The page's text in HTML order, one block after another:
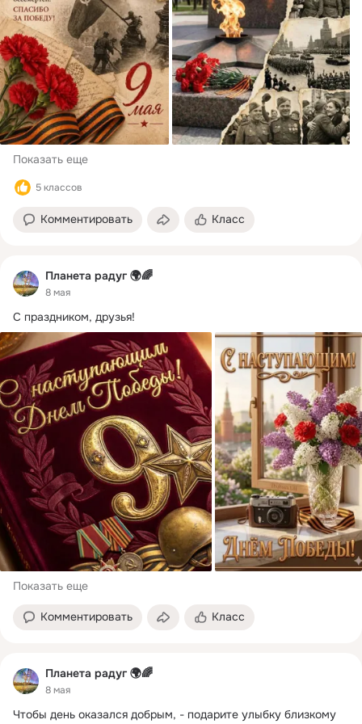
Показать еще
5 классов
Комментировать Класс
Планета радуг 🌍🌈
8 мая
С праздником, друзья!
Показать еще
Комментировать Класс
Планета радуг 🌍🌈
8 мая
Чтобы день оказался добрым, - подарите улыбку близкому